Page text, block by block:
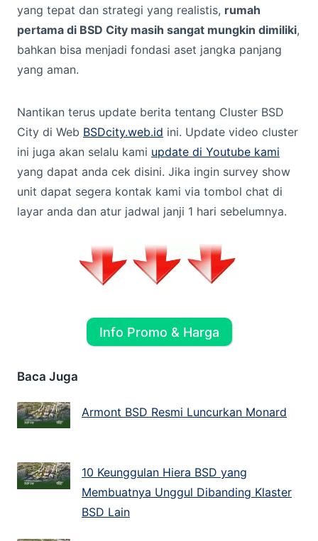
yang tepat dan strategi yang realistis, rumah
pertama di BSD City masih sangat mungkin dimiliki,
bahkan bisa menjadi fondasi aset jangka panjang
yang aman.
Nantikan terus update berita tentang Cluster BSD
City di Web BSDcity.web.id ini. Update video cluster
ini juga akan selalu kami update di Youtube kami
yang dapat anda cek disini. Jika ingin survey show
unit dapat segera kontak kami via tombol chat di
layar anda dan atur jadwal janji 1 hari sebelumnya.
Info Promo & Harga
Baca Juga
Armont BSD Resmi Luncurkan Monard
10 Keunggulan Hiera BSD yang
Membuatnya Unggul Dibanding Klaster
BSD Lain